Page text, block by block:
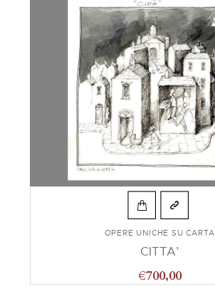
OPERE UNICHE SU CARTA
CITTA’
€700,00